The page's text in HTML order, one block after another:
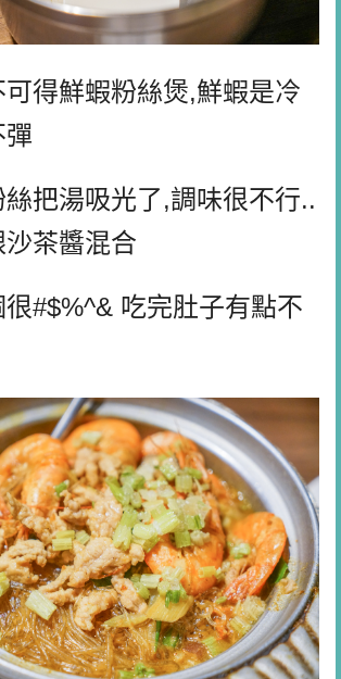
得鮮蝦粉絲煲,鮮蝦是冷
彈
把湯吸光了,調味很不行..
茶醬混合
#$%^& 吃完肚子有點不